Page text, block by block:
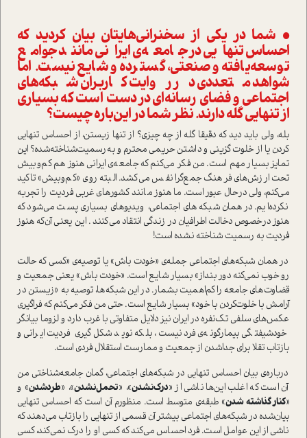
• شما در یکی از سخنرانی‌هایتان بیان کردید که
احساس تنهایی در جامعه‌ی ایرانی مانند جوامع
توسعه‌یافته و صنعتی، گسترده و شایع نیست. اما
شواهد متعددی در روایت کاربران شبکه‌های
اجتماعی و فضای رسانه‌ای در دست ا‌ست که بسیاری
از تنهایی گله دارند. نظر شما در این‌باره چیست؟
بله، ولی باید دید که دقیقا گله از چه چیزی؟ از تنها زیستن، از احساس تنهایی
کردن یا از خلوت گزینی و داشتن حریمی محترم و به‌رسمیت‌شناخته‌شده؟ این
تمایز بسیار مهم ا‌ست. من فکر می‌کنم که جامعه‌ی ایرانی هنوز هم کم‌و‌بیش
تحت ارزش‌های فرهنگ جمع‌گرا نفس می‌کشد. البته روی «کم‌و‌بیش» تاکید
می‌کنم، ولی در‌حال عبور ا‌ست. ما هنوز مانند کشورهای غربی فردیت را تجربه
نکرده‌ایم. در همان شبکه‌های اجتماعی، ویدیوهای بسیاری پست می‌شود که
هنوز در‌خصوص دخالت اطرافیان در زندگی انتقاد می‌کنند . این یعنی آن‌که هنوز
فردیت به رسمیت شناخته نشده ا‌ست!
در همان شبکه‌های اجتماعی جمله‌ی «خودت باش» یا توصیه‌ی «کسی که حالت
رو خوب نمی‌کنه دور بنداز» بسیار شایع ا‌ست. «خودت باش» یعنی جمعیت و
قضاوت‌های جامعه را کم‌اهمیت بشمار. در این شبکه‌ها، توصیه به «زیستن در
آرامش با خلوت‌کردن با خود» بسیار شایع ا‌ست. حتی من فکر می‌کنم که فراگیری
عکس‌های سلفی تک‌نفره در ایران نیز دلایل متفاوتی با غرب دارد و لزوما بیانگر
خودشیفتگی بیمارگونه‌ی فرد نیست، بلکه نوید شکل‌گیری فردیت ایرانی و
بازتاب تقلا برای جدا‌شدن از جمعیت و ممارست ا‌ستقلال فردی ا‌ست.
درباره‌ی بیان احساس تنهایی در شبکه‌های اجتماعی، گمان جامعه‌شناختی من
آن ا‌ست که اغلب این‌ها ناشی از «درک‌نشدن»، «تحمل‌نشدن»، «طرد‌شدن» و
«کنار گذاشته شدن» طبقه‌ی متوسط ا‌ست. منظورم آن ا‌ست که احساس تنهایی
بیان‌شده در شبکه‌های اجتماعی بیشتر آن قسمی از تنهایی را بازتاب می‌دهند که
ناشی از این عوامل ا‌ست. فرد احساس می‌کند که کسی او را درک نمی‌کند، کسی